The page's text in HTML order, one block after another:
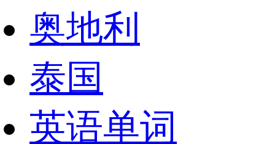
奥地利
泰国
英语单词